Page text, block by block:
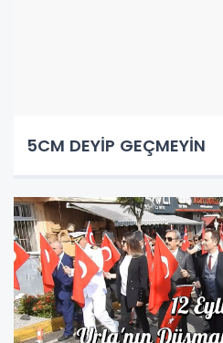
5CM DEYİP GEÇMEYİN